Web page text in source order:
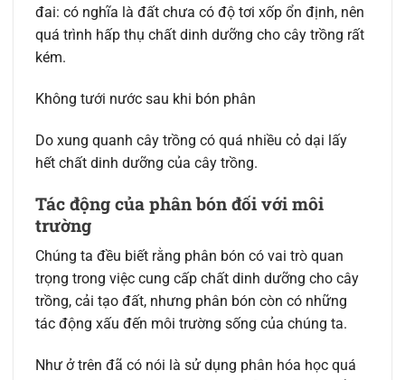
đai: có nghĩa là đất chưa có độ tơi xốp ổn định, nên
quá trình hấp thụ chất dinh dưỡng cho cây trồng rất
kém.
Không tưới nước sau khi bón phân
Do xung quanh cây trồng có quá nhiều cỏ dại lấy
hết chất dinh dưỡng của cây trồng.
Tác động của phân bón đối với môi
trường
Chúng ta đều biết rằng phân bón có vai trò quan
trọng trong việc cung cấp chất dinh dưỡng cho cây
trồng, cải tạo đất, nhưng phân bón còn có những
tác động xấu đến môi trường sống của chúng ta.
Như ở trên đã có nói là sử dụng phân hóa học quá